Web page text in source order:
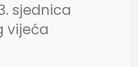
sjednica
vijeća